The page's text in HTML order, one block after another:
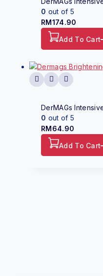
0 out of 5
RM174.90
Add To Cart
DerMAGs
0 out of 5
RM64.90
Add To Cart